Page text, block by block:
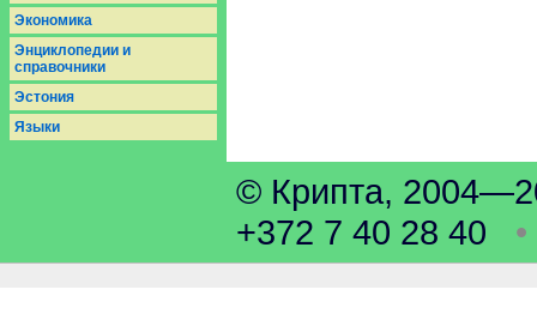
Экономика
Энциклопедии и
справочники
Эстония
Языки
© Крипта,
+372 7 40 28 40 •